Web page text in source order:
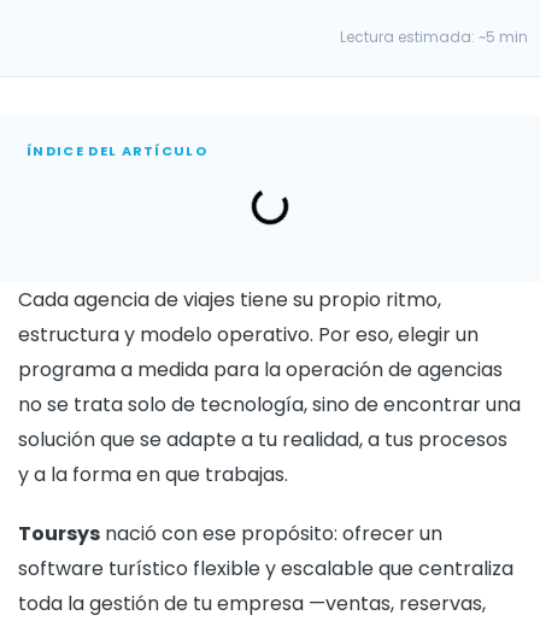
Lectura estimada: ~5 min
ÍNDICE DEL ARTÍCULO
Cada agencia de viajes tiene su propio ritmo,
estructura y modelo operativo. Por eso, elegir un
programa a medida para la operación de agencias
no se trata solo de tecnología, sino de encontrar una
solución que se adapte a tu realidad, a tus procesos
y a la forma en que trabajas.
Toursys nació con ese propósito: ofrecer un
software turístico flexible y escalable que centraliza
toda la gestión de tu empresa —ventas, reservas,